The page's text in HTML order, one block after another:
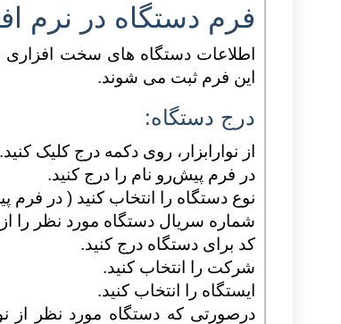
فرم دستگاه در نرم
اطلاعات دستگاه های سخت افزاری
این فرم ثبت می شوند.
درج دستگاه:
از نوارابزار، روی دکمه درج کلیک کنید.
در فرم پیش‌رو نام را درج کنید.
نوع دستگاه را انتخاب کنید ( در
شماره سریال دستگاه مورد نظر را از
کد برای دستگاه درج کنید.
شرکت را انتخاب کنید.
ایستگاه را انتخاب کنید.
درصورتی که دستگاه مورد نظر از